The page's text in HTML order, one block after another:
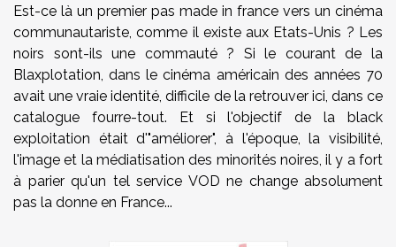
Est-ce là un premier pas made in france vers un cinéma
communautariste, comme il existe aux Etats-Unis ? Les
noirs sont-ils une commauté ? Si le courant de la
Blaxplotation, dans le cinéma américain des années 70
avait une vraie identité, difficile de la retrouver ici, dans ce
catalogue fourre-tout. Et si l'objectif de la black
exploitation était d'"améliorer", à l'époque, la visibilité,
l'image et la médiatisation des minorités noires, il y a fort
à parier qu'un tel service VOD ne change absolument
pas la donne en France...